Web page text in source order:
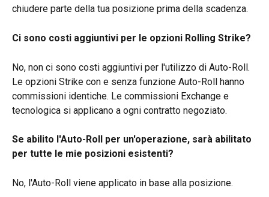
chiudere parte della tua posizione prima della scadenza.
Ci sono costi aggiuntivi per le opzioni Rolling Strike?
No, non ci sono costi aggiuntivi per l'utilizzo di Auto-Roll.
Le opzioni Strike con e senza funzione Auto-Roll hanno
commissioni identiche. Le commissioni Exchange e
tecnologica si applicano a ogni contratto negoziato.
Se abilito l'Auto-Roll per un'operazione, sarà abilitato
per tutte le mie posizioni esistenti?
No, l'Auto-Roll viene applicato in base alla posizione.